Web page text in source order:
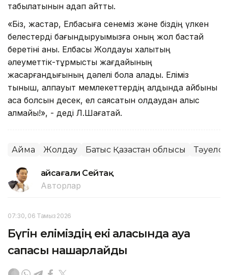
табылатынын қадап айтты.
«Біз, жастар, Елбасыға сенеміз және біздің үлкен
белестерді бағындыруымызға оның жол бастай
беретіні анық. Елбасы Жолдауы халықтың
әлеуметтік-тұрмыстық жағдайының
жақсарғандығының дәлелі бола алады. Еліміз
тыныш, алпауыт мемлекеттердің алдында айбыны
асқақ болсын десек, ел саясатын қолдаудан қалыс
қалмайық!», - деді Л.Шағатай.
Аймақ Жолдау Батыс Қазақстан облысы
Ғайсағали Сейтақ
Авторлар
07:30, 06 Тамыз 2026
Бүгін еліміздің екі қаласында ауа
сапасы нашарлайды